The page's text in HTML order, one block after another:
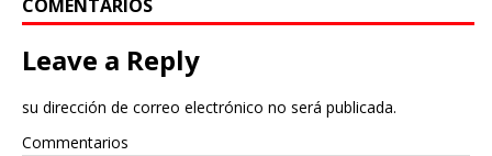
COMENTARIOS
Leave a Reply
su dirección de correo electrónico no será publicada.
Commentarios